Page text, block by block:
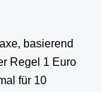
basierend
Regel 1 Euro
für 10